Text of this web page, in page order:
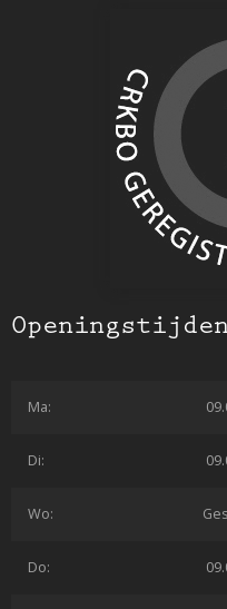
Ma:
Di:
Wo:
Do: